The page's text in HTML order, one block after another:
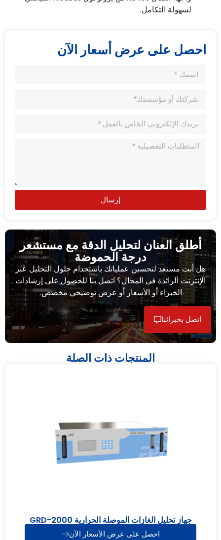
لسهولة التكامل.
احصل على عرض أسعار الآن
إرسال
أطلق العنان لتحليل الدقة مع مستشعر
درجة الحموضة
هل أنت مستعد لتحسين عملياتك باستخدام حلول التحليل عبر
الإنترنت الرائدة في المجال؟ اتصل بنا للحصول على إرشادات
الخبراء أو الأسعار أو عرض توضيحي مخصص.
اتصل بخبرائنا
المنتجات ذات الصلة
جهاز تحليل الغازات الموصلة الحرارية GRD-2000
احصل على عرض الأسعار الآن